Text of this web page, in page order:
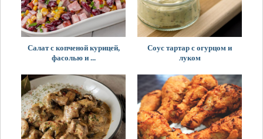
Салат с копченой курицей,
фасолью и ...
Соус тартар с огурцом и
луком